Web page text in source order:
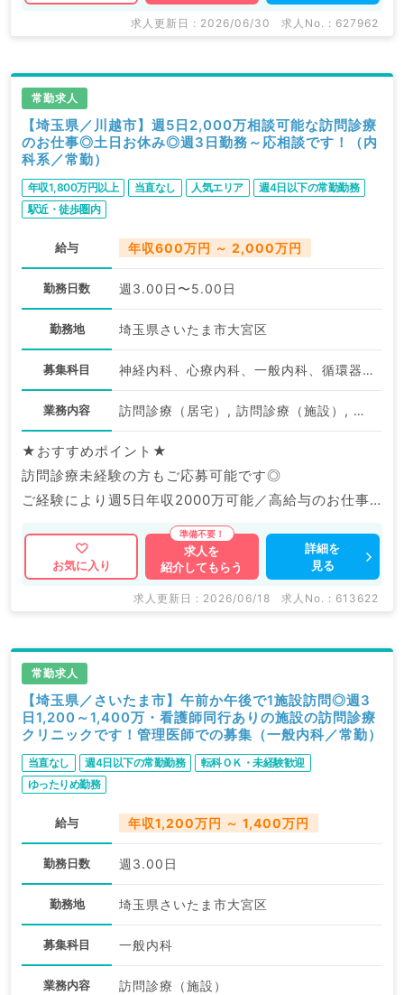
関求人はもちろんのこと、
ます。
求人内容の詳細等はお気軽にお問合せ下さい。
求人更新日 : 2026/06/30 求人No. : 627962
常勤求人
【埼玉県／川越市】週5日2,000万相談可能な訪問診療
のお仕事◎土日お休み◎週3日勤務～応相談です！（内
科系／常勤）
年収1,800万円以上 当直なし 人気エリア
週4日以下の常勤勤務
駅近・徒歩圏内
給与 年収600万円 ～ 2,000万円
勤務日数 週3.00日〜5.00日
勤務地 埼玉県さいたま市大宮区
募集科目 神経内科、心療内科、一般内科、循環器内科、呼吸器内科、消化器内科、内分泌・代謝内科、腎臓内科、老年内科、膠原病科
業務内容 訪問診療（居宅）, 訪問診療（施設）, 訪問診療（施設）
★おすすめポイント★
訪問診療未経験の方もご応募可能です◎
ご経験により週5日年収2000万可能／高給与のお仕事
お気に入り
求人を
紹介してもらう
詳細を
見る
求人更新日 : 2026/06/18 求人No. : 613622
常勤求人
【埼玉県／さいたま市】午前か午後で1施設訪問◎週3
日1,200～1,400万・看護師同行ありの施設の訪問診療
クリニックです！管理医師での募集（一般内科／常勤）
当直なし 週4日以下の常勤勤務
転科ＯＫ・未経験歓迎
ゆったりめ勤務
給与 年収1,200万円 ～ 1,400万円
勤務日数 週3.00日
勤務地 埼玉県さいたま市大宮区
募集科目 一般内科
業務内容 訪問診療（施設）